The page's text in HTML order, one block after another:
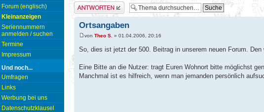
Forum (englisch)
Kleinanzeigen
Seriennummern
anmelden / suchen
Termine
Impressum
Und noch...
Umfragen
Links
Werbung bei uns
Datenschutzklausel
Antwort erstellen
Ortsangaben
von Theo S. » 01.04.2006, 20:16
So, dies ist jetzt der 500. Beitrag in unserem neuen Forum.
Eine Bitte an die Nutzer: tragt Euren Wohnort bitte möglichst
Manchmal ist es hilfreich, wenn man jemanden persönlich